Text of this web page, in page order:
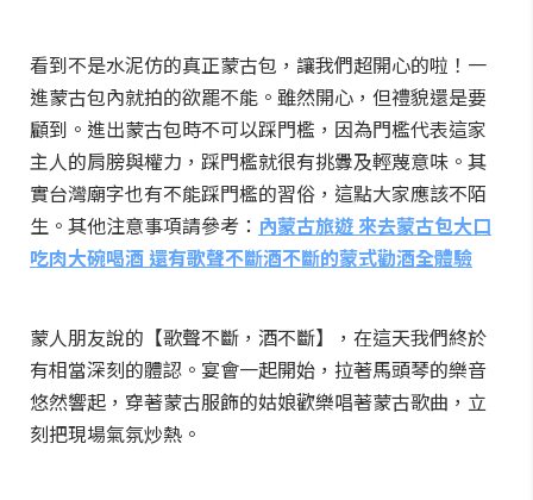
看到不是水泥仿的真正蒙古包，讓我們超開心的啦！一
進蒙古包內就拍的欲罷不能。雖然開心，但禮貌還是要
顧到。進出蒙古包時不可以踩門檻，因為門檻代表這家
主人的肩膀與權力，踩門檻就很有挑釁及輕蔑意味。其
實台灣廟字也有不能踩門檻的習俗，這點大家應該不陌
生。其他注意事項請參考： 內蒙古旅遊 來去蒙古包大口
吃肉大碗喝酒 還有歌聲不斷酒不斷的蒙式勸酒全體驗
蒙人朋友說的【歌聲不斷，酒不斷】，在這天我們終於
有相當深刻的體認。宴會一起開始，拉著馬頭琴的樂音
悠然響起，穿著蒙古服飾的姑娘歡樂唱著蒙古歌曲，立
刻把現場氣氛炒熱。